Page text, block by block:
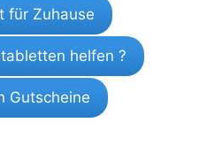
für Zuhause
helfen ?
Gutscheine